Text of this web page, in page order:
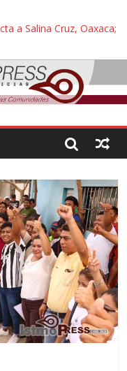
a Salina Cruz, Oaxaca;
denuncian daños de
Bienestar de
se reúnen con titular de
de nuevo despojo de su
la extracción ilegal de